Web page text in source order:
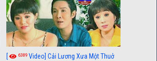
[ 6389 Video] Cải Lương Xưa Một Thuở